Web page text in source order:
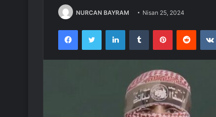
NURCAN BAYRAM Nisan 25, 2024
FacebookTwitter LinkedInTumblr PinterestReddit